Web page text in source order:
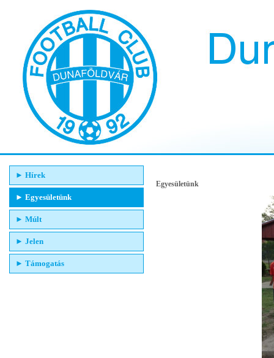
Hírek
Egyesületünk
Múlt
Jelen
Támogatás
Egyesületünk